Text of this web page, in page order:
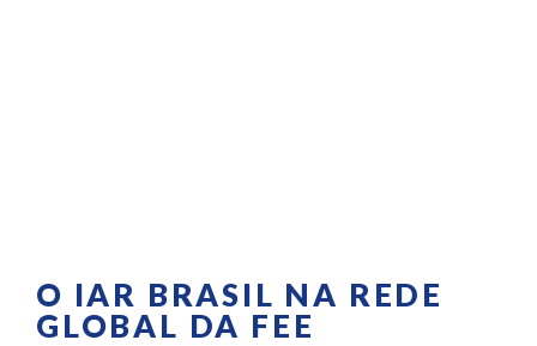
O IAR BRASIL NA REDE
GLOBAL DA FEE